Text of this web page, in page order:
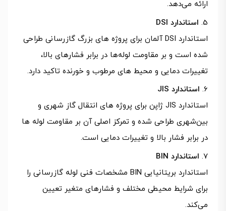
ارائه می‌دهد.
استاندارد DSI
استاندارد DSI آلمان برای پروژه‌ های بزرگ گازرسانی طراحی
شده است و بر مقاومت لوله‌ها در برابر فشارهای بالا،
تغییرات دمایی و محیط‌ های مرطوب و خورنده تاکید دارد.
استاندارد JIS
استاندارد JIS ژاپن برای پروژه‌ های انتقال گاز شهری و
بین‌شهری طراحی شده و تمرکز اصلی آن بر مقاومت لوله‌ ها
در برابر فشار بالا و تغییرات دمایی است.
استاندارد BIN
استاندارد بریتانیایی BIN مشخصات فنی لوله گازرسانی را
برای شرایط محیطی مختلف و فشارهای متغیر تعیین
می‌کند.